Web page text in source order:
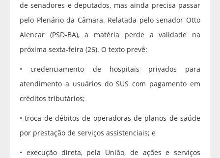
de senadores e deputados, mas ainda precisa passar
pelo Plenário da Câmara. Relatada pelo senador Otto
Alencar (PSD-BA), a matéria perde a validade na
próxima sexta-feira (26). O texto prevê:
• credenciamento de hospitais privados para
atendimento a usuários do SUS com pagamento em
créditos tributários;
• troca de débitos de operadoras de planos de saúde
por prestação de serviços assistenciais; e
• execução direta, pela União, de ações e serviços